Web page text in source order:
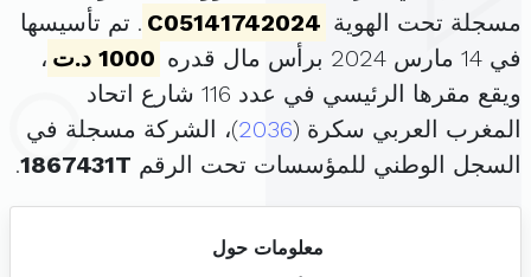
مسجلة تحت الهوية C05141742024 . تم تأسيسها
في 14 مارس 2024 برأس مال قدره
1000 د.ت
،
ويقع مقرها الرئيسي في عدد 116 شارع اتحاد
المغرب العربي سكرة (2036)، الشركة مسجلة في
السجل الوطني للمؤسسات تحت الرقم 1867431T
.
معلومات حول